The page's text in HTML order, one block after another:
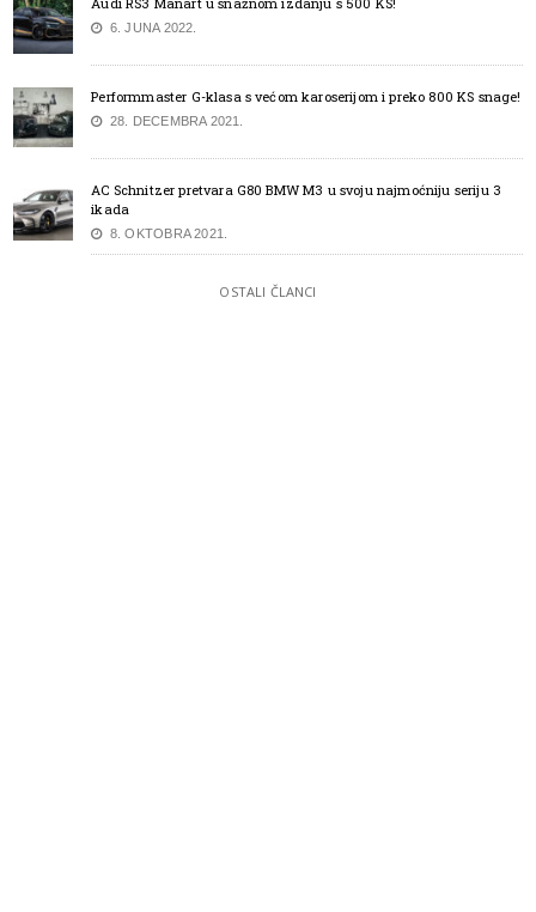
6. JUNA 2022.
Performmaster G-klasa s većom karoserijom i preko 800 KS snage!
28. DECEMBRA 2021.
AC Schnitzer pretvara G80 BMW M3 u svoju najmoćniju seriju 3
ikada
8. OKTOBRA 2021.
OSTALI ČLANCI